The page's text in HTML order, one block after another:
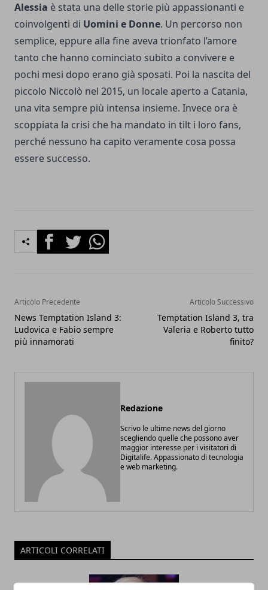
Alessia è stata una delle storie più appassionanti e
coinvolgenti di Uomini e Donne. Un percorso non
semplice, eppure alla fine aveva trionfato l’amore
tanto che hanno cominciato subito a convivere e
pochi mesi dopo erano già sposati. Poi la nascita del
piccolo Niccolò nel 2015, un locale aperto a Catania,
una vita sempre più intensa insieme. Invece ora è
scoppiata la crisi che ha mandato in tilt i loro fans,
perché nessuno ha capito veramente cosa possa
essere successo.
FacebookTwitterWhatsapp
Articolo Precedente
News Temptation Island 3:
Ludovica e Fabio sempre
più innamorati
Articolo Successivo
Temptation Island 3, tra
Valeria e Roberto tutto
finito?
Redazione
Scrivo le ultime news del giorno
scegliendo quelle che possono aver
maggior interesse per i visitatori di
Digitalife. Appassionato di tecnologia
e web marketing.
ARTICOLI CORRELATI